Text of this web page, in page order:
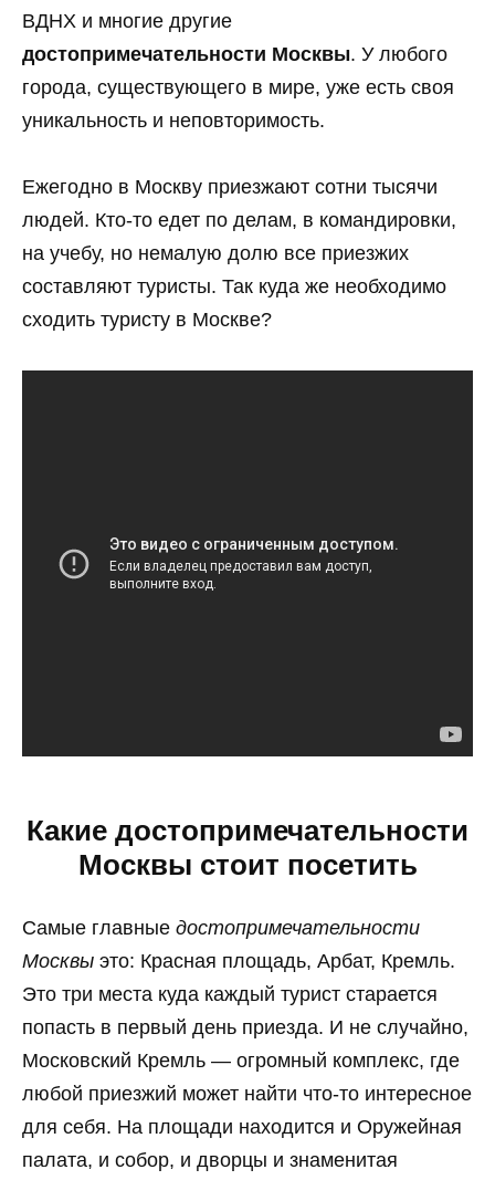
ВДНХ и многие другие
достопримечательности Москвы. У любого
города, существующего в мире, уже есть своя
уникальность и неповторимость.
Ежегодно в Москву приезжают сотни тысячи
людей. Кто-то едет по делам, в командировки,
на учебу, но немалую долю все приезжих
составляют туристы. Так куда же необходимо
сходить туристу в Москве?
Какие достопримечательности
Москвы стоит посетить
Самые главные достопримечательности
Москвы это: Красная площадь, Арбат, Кремль.
Это три места куда каждый турист старается
попасть в первый день приезда. И не случайно,
Московский Кремль — огромный комплекс, где
любой приезжий может найти что-то интересное
для себя. На площади находится и Оружейная
палата, и собор, и дворцы и знаменитая